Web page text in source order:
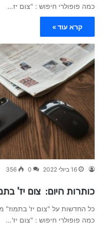
כמה פופולרי חיפוש : "צום יז…
קרא עוד »
16 ביולי 2022 0
356
כותרות היום: צום יז'
כל החדשות על "צום יז' בתמוז"
כמה פופולרי חיפוש : "צום יז'…